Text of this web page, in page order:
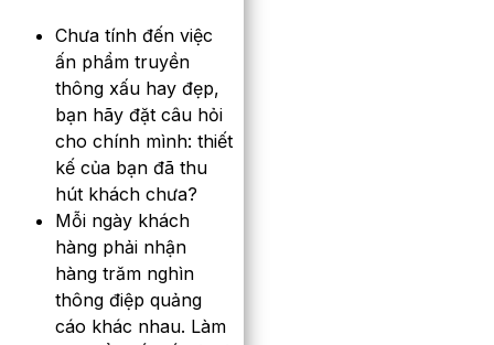
Chưa tính đến việc
ấn phẩm truyền
thông xấu hay đẹp,
bạn hãy đặt câu hỏi
cho chính mình: thiết
kế của bạn đã thu
hút khách chưa?
Mỗi ngày khách
hàng phải nhận
hàng trăm nghìn
thông điệp quảng
cáo khác nhau. Làm